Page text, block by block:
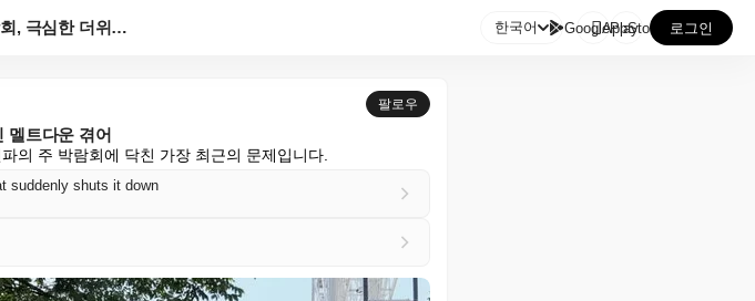
트럼프 주립 박람회, 극심한 더위로 갑자기 폐쇄되며 최... 한국어 GooglePlay
AppStore 로그인
팔로우
멜트다운 겪어
의 주 박람회에 닥친 가장 최근의 문제입니다.
suddenly shuts it down